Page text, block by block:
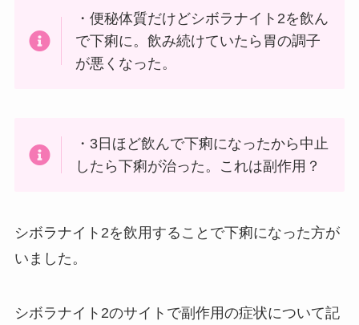
・便秘体質だけどシボラナイト2を飲ん
で下痢に。飲み続けていたら胃の調子
が悪くなった。
・3日ほど飲んで下痢になったから中止
したら下痢が治った。これは副作用？
シボラナイト2を飲用することで下痢になった方が
いました。
シボラナイト2のサイトで副作用の症状について記